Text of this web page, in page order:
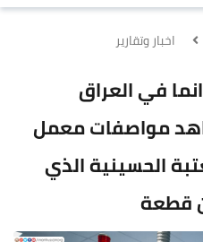
اخبار وتقارير
في العراق
مواصفات معمل
الحسينية الذي